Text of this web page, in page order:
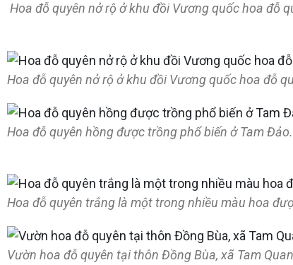
Hoa đỗ quyên nở rộ ở khu đồi Vương quốc hoa đỗ
Hoa đỗ quyên nở rộ ở khu đồi Vương quốc hoa đỗ
Hoa đỗ quyên hồng được trồng phổ biến ở Tam
Hoa đỗ quyên trắng là một trong nhiều màu hoa
Vườn hoa đỗ quyên tại thôn Đồng Bùa, xã Tam